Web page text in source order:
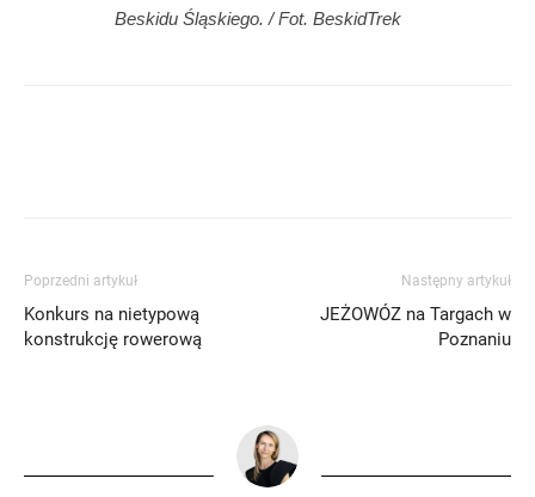
Beskidu Śląskiego. / Fot. BeskidTrek
Poprzedni artykuł
Konkurs na nietypową
konstrukcję rowerową
Następny artykuł
JEŻOWÓZ na Targach w
Poznaniu